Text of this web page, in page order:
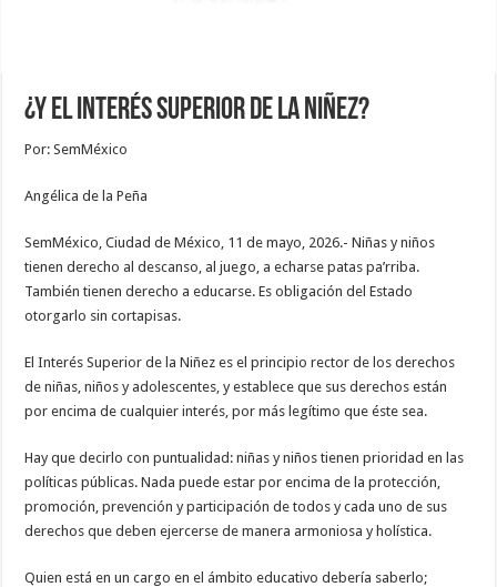
¿Y el interés superior de la niñez?
Por: SemMéxico
Angélica de la Peña
SemMéxico, Ciudad de México, 11 de mayo, 2026.- Niñas y niños
tienen derecho al descanso, al juego, a echarse patas pa’rriba.
También tienen derecho a educarse. Es obligación del Estado
otorgarlo sin cortapisas.
El Interés Superior de la Niñez es el principio rector de los derechos
de niñas, niños y adolescentes, y establece que sus derechos están
por encima de cualquier interés, por más legítimo que éste sea.
Hay que decirlo con puntualidad: niñas y niños tienen prioridad en las
políticas públicas. Nada puede estar por encima de la protección,
promoción, prevención y participación de todos y cada uno de sus
derechos que deben ejercerse de manera armoniosa y holística.
Quien está en un cargo en el ámbito educativo debería saberlo;